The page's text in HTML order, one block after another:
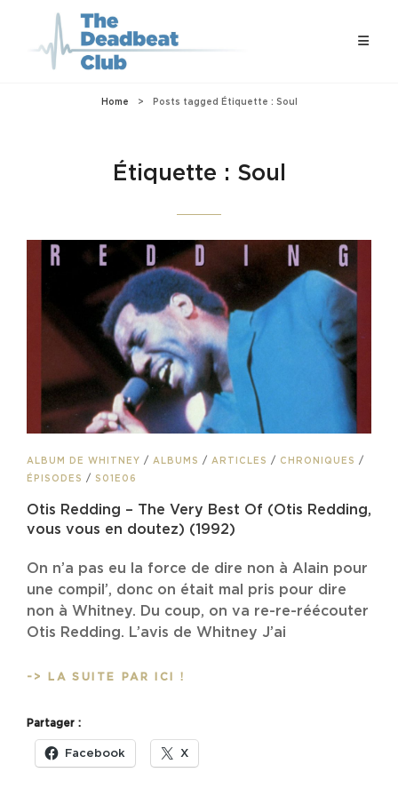
Home > Posts tagged Étiquette : Soul
Étiquette : Soul
CAT
LINKS
ALBUM DE WHITNEY / ALBUMS / ARTICLES / CHRONIQUES /
ÉPISODES / S01E06
Otis Redding – The Very Best Of (Otis Redding,
vous vous en doutez) (1992)
On n’a pas eu la force de dire non à Alain pour
une compil’, donc on était mal pris pour dire
non à Whitney. Du coup, on va re-re-réécouter
Otis Redding. L’avis de Whitney J’ai
-> LA SUITE PAR ICI !
VERY
BEST
Partager :
Facebook X